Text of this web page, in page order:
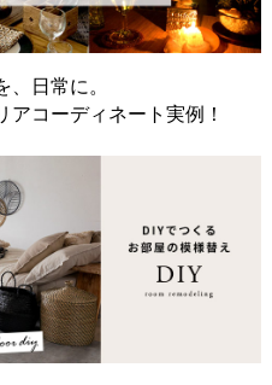
日常に。
アコーディネート実例！